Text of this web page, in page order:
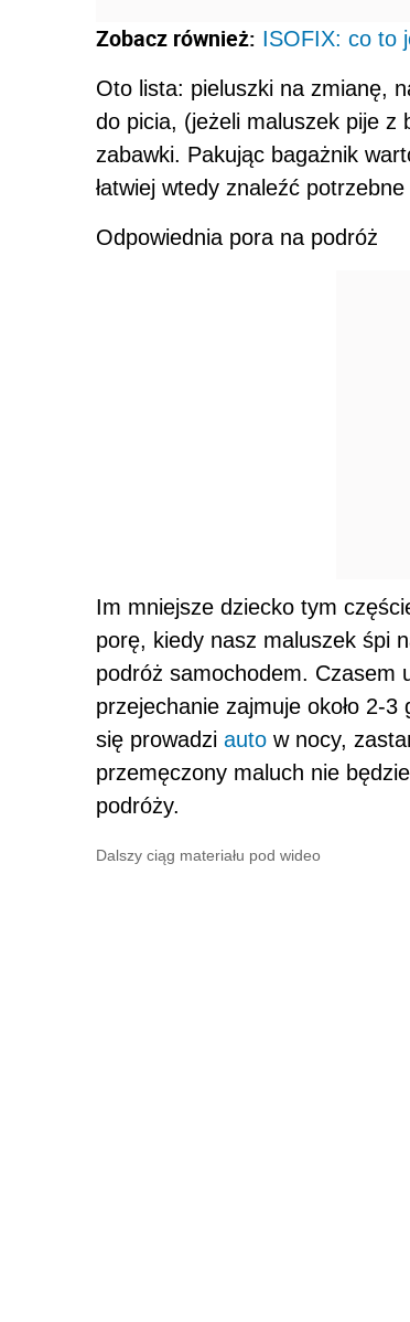
Zobacz również: ISOFIX: co to
Oto lista: pieluszki na zmianę,
do picia, (jeżeli maluszek pije z
zabawki. Pakując bagażnik
łatwiej wtedy znaleźć
Odpowiednia pora na podróż
Im mniejsze dziecko tym
porę, kiedy nasz maluszek śpi
podróż samochodem. Czasem
przejechanie zajmuje około 2-
się prowadzi auto w nocy,
przemęczony maluch nie
podróży.
Dalszy ciąg materiału pod wideo